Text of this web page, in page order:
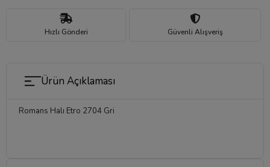
Hızlı Gönderi Güvenli Alışveriş
Ürün Açıklaması
Romans Halı Etro 2704 Gri